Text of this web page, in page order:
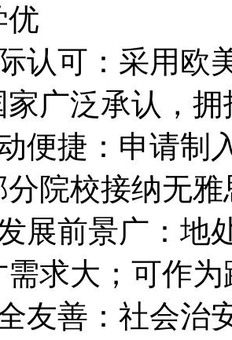
优
认可：采用欧
家广泛承认，
便捷：申请制
院校接纳无
展前景广：地
求大；可作
友善：社会治